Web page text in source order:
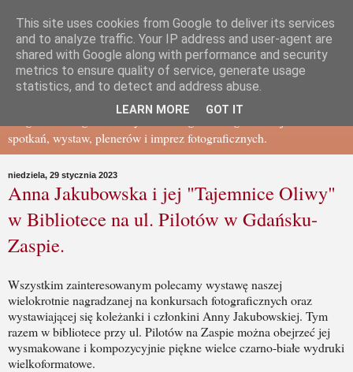
Gdańskie Towarzystwo
Fotograficzne - BLOG
spotkań, wystaw, plenerów i imprez fotograficznych.
niedziela, 29 stycznia 2023
Anna Jakubowska i jej "Tajemnice Oliwy"
w Bibliotece na ul. Pilotów w Gdańsku-
Zaspie.
Wszystkim zainteresowanym polecamy wystawę naszej
wielokrotnie nagradzanej na konkursach fotograficznych oraz
wystawiającej się koleżanki i członkini Anny Jakubowskiej. Tym
razem w bibliotece przy ul. Pilotów na Zaspie można obejrzeć jej
wysmakowane i kompozycyjnie piękne wielce czarno-białe wydruki
wielkoformatowe.
This site uses cookies from Google to deliver its services
and to analyze traffic. Your IP address and user-agent are
shared with Google along with performance and security
metrics to ensure quality of service, generate usage
statistics, and to detect and address abuse.
LEARN MORE GOT IT